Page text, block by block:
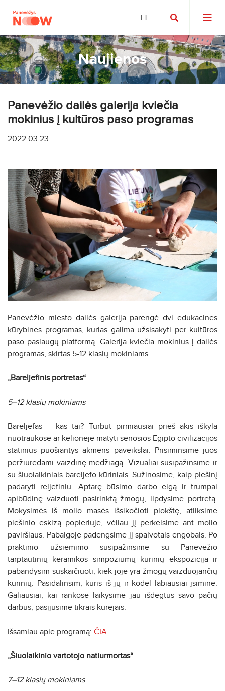
Naujienos
Panevėžio dailės galerija kviečia
mokinius į kultūros paso programas
2022 03 23
Panevėžio miesto dailės galerija parengė dvi edukacines
kūrybines programas, kurias galima užsisakyti per kultūros
paso paslaugų platformą. Galerija kviečia mokinius į dailės
programas, skirtas 5-12 klasių mokiniams.
„Bareljefinis portretas“
5–12 klasių mokiniams
Bareljefas – kas tai? Turbūt pirmiausiai prieš akis iškyla
nuotraukose ar kelionėje matyti senosios Egipto civilizacijos
statinius puošiantys akmens paveikslai. Prisiminsime juos
peržiūrėdami vaizdinę medžiagą. Vizualiai susipažinsime ir
su šiuolaikiniais bareljefo kūriniais. Sužinosime, kaip piešinį
padaryti reljefiniu. Aptarę būsimo darbo eigą ir trumpai
apibūdinę vaizduoti pasirinktą žmogų, lipdysime portretą.
Mokysimės iš molio masės išsikočioti plokštę, atliksime
piešinio eskizą popieriuje, vėliau jį perkelsime ant molio
paviršiaus. Pabaigoje padengsime jį spalvotais engobais. Po
praktinio užsiėmimo susipažinsime su Panevėžio
tarptautinių keramikos simpoziumų kūrinių ekspozicija ir
pabandysim suskaičiuoti, kiek joje yra žmogų vaizduojančių
kūrinių. Pasidalinsim, kuris iš jų ir kodėl labiausiai įsiminė.
Galiausiai, kai rankose laikysime jau išdegtus savo pačių
darbus, pasijusime tikrais kūrėjais.
Išsamiau apie programą: ČIA
„Šiuolaikinio vartotojo natiurmortas“
7–12 klasių mokiniams